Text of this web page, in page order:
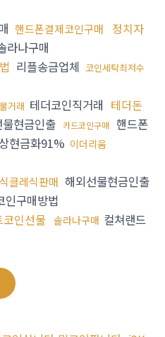
핸드폰결제코인구매
정치자
라나구매
리플송금업체 코인세탁최저수
거래 테더코인직거래 테더돈
현금인출 카드코인구매 핸드폰
현금화91% 이더리움
클레식판매 해외선물현금인출
인구매방법
코인선물 솔라나구매 컬쳐랜드